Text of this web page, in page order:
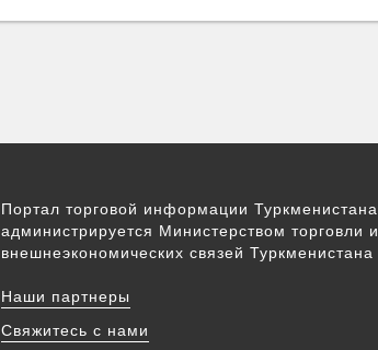
Портал торговой информации Туркменистана
администрируется Министерством торговли и
внешнеэкономических связей Туркменистана
Наши партнеры
Свяжитесь с нами